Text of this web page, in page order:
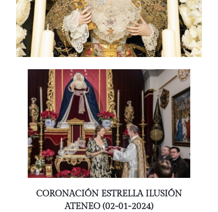
CORONACIÓN ESTRELLA ILUSIÓN
ATENEO (02-01-2024)